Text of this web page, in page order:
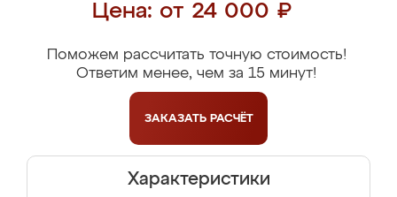
Цена: от 24 000 ₽
Поможем рассчитать точную стоимость!
Ответим менее, чем за 15 минут!
ЗАКАЗАТЬ РАСЧЁТ
Характеристики